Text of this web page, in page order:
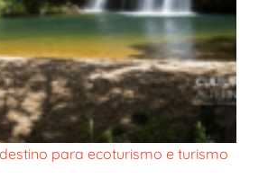
para ecoturismo e turismo